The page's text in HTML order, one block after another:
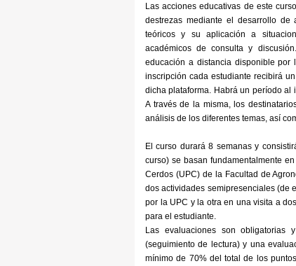
Las acciones educativas de este
destrezas mediante el desarrollo de
teóricos y su aplicación a
académicos de consulta y
educación a distancia disponible por
inscripción cada estudiante recibirá
dicha plataforma. Habrá un período al
A través de la misma, los
análisis de los diferentes temas, así
El curso durará 8 semanas y
curso) se basan fundamentalmente
Cerdos (UPC) de la Facultad de
dos actividades semipresenciales (de
por la UPC y la otra en una visita a
para el estudiante.
Las evaluaciones son
(seguimiento de lectura) y una
mínimo de 70% del total de los